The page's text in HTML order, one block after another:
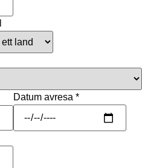
Datum avresa *